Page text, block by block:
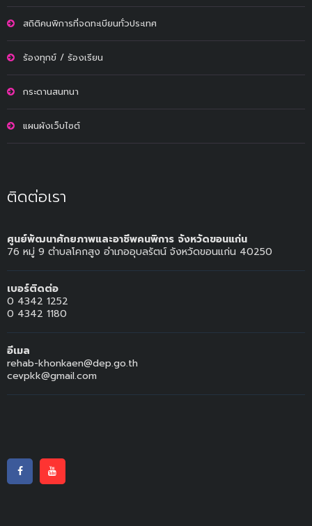
สถิติคนพิการที่จดทะเบียนทั่วประเทศ
ร้องทุกข์ / ร้องเรียน
กระดานสนทนา
แผนผังเว็บไซต์
ติดต่อเรา
ศูนย์พัฒนาศักยภาพและอาชีพคนพิการ จังหวัดขอนแก่น
76 หมู่ 9 ตำบลโคกสูง อำเภออุบลรัตน์ จังหวัดขอนแก่น 40250
เบอร์ติดต่อ
0 4342 1252
0 4342 1180
อีเมล
rehab-khonkaen@dep.go.th
cevpkk@gmail.com